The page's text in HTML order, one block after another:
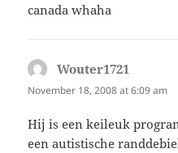
canada whaha
Wouter1721
November 18, 2008 at 6:09 am
Hij is een keileuk
een autistische